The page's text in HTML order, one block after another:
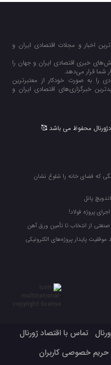
اخبار و مجلات اقتصادی ایران و
خبری اقتصادی ایران و جهان را
شما قرار می‌‌دهد.
را به صورت خودکار از معتبرترین
خبرگزاری‌های اقتصادی ایران و
محفوظ می باشد 🥰
که فضای خانه را شلوغ نشان
پانل
پروژه فولاد!
صنعتی از انتخاب تا تأمین ورق آهن
موفقیت پایدار پروژه‌های الکترونیکی
تماس با اقتصاد ژورنال
حریم خصوصی کاربران